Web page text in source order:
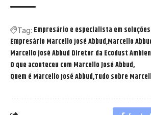
Tag: Empresário e especialista em
Empresário Marcello José Abbud Marcello
Marcello José Abbud Diretor da Ecodust
O que aconteceu com Marcello José Abbud
Quem é Marcello José Abbud Tudo sobre